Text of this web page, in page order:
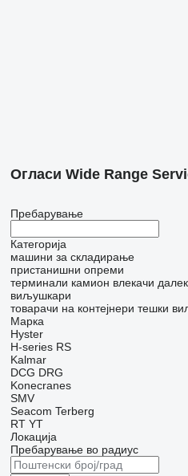
Огласи Wide Range
Пребарување
Категорија
машини за складирање
пристанишни опреми
терминали камион влекачи
виљушкари
товарачи на контејнери тешки
Марка
Hyster
H-series RS
Kalmar
DCG DRG
Konecranes
SMV
Seacom Terberg
RT YT
Локација
Пребарување во радиус